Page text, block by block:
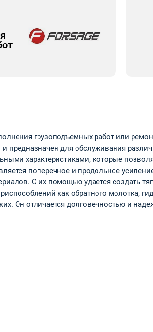
грузоподъемных работ или
для обслуживания
характеристиками, которые
поперечное и продольное
С их помощью удается создать
как обратного молотка,
Он отличается долговечностью и